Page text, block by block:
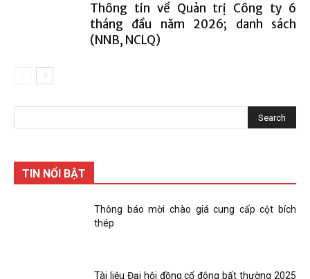
Thông tin về Quản trị Công ty 6
tháng đầu năm 2026; danh sách
(NNB, NCLQ)
TIN NỔI BẬT
Thông báo mời chào giá cung cấp cột bích
thép
Tài liệu Đại hội đồng cổ đông bất thường 2025